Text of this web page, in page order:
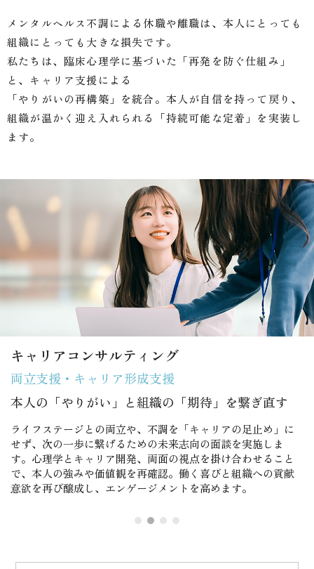
メンタルヘルス不調による休職や離職は、本人にとっても
組織にとっても大きな損失です。
私たちは、臨床心理学に基づいた「再発を防ぐ仕組み」
と、キャリア支援による
「やりがいの再構築」を統合。本人が自信を持って戻り、
組織が温かく迎え入れられる「持続可能な定着」を実装し
ます。
キャリアコンサルティング
両立支援・キャリア形成支援
本人の「やりがい」と組織の「期待」を繋ぎ直す
ライフステージとの両立や、不調を「キャリアの足止め」に
せず、次の一歩に繋げるための未来志向の面談を実施しま
す。心理学とキャリア開発、両面の視点を掛け合わせること
で、本人の強みや価値観を再確認。働く喜びと組織への貢献
意欲を再び醸成し、エンゲージメントを高めます。